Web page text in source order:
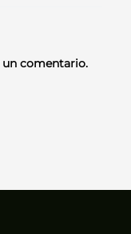
un comentario.